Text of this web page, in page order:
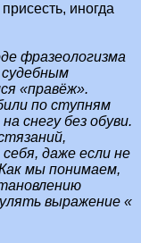
иногда
фразеологизма
«правёж».
по ступням
снегу без обуви.
даже если не
мы понимаем,
выражение «